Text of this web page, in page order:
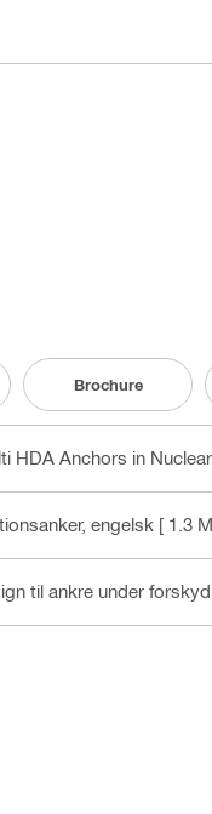
Brochure
HDA Anchors in
, engelsk [ 1.3
til ankre under